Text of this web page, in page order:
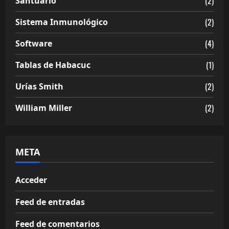
Sistema Inmunológico (2)
Software (4)
Tablas de Habacuc (1)
Urías Smith (2)
William Miller (2)
META
Acceder
Feed de entradas
Feed de comentarios